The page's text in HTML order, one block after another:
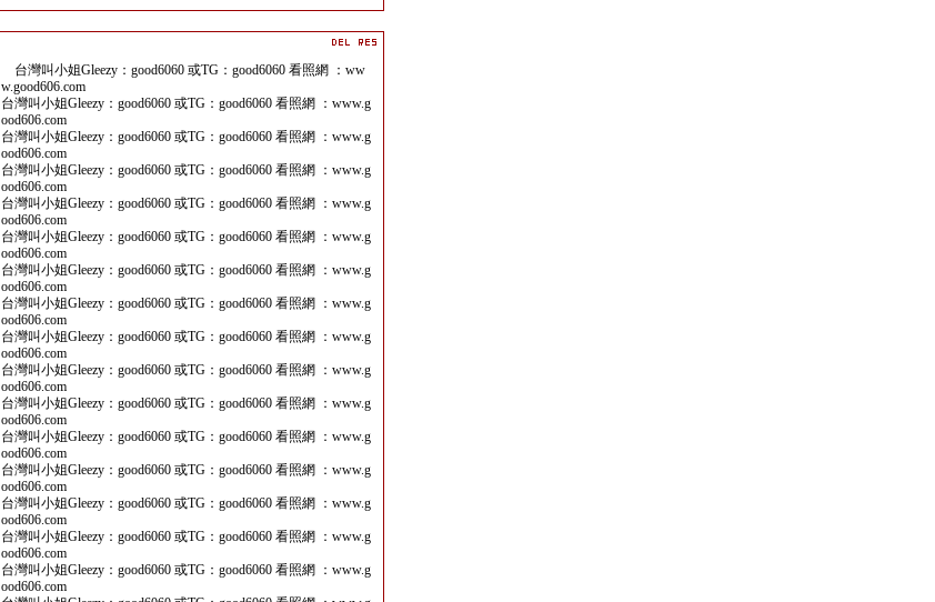
台灣叫小姐Gleezy：good6060 或TG：good6060 看照網 ：ww
w.good606.com
台灣叫小姐Gleezy：good6060 或TG：good6060 看照網 ：www.g
ood606.com
台灣叫小姐Gleezy：good6060 或TG：good6060 看照網 ：www.g
ood606.com
台灣叫小姐Gleezy：good6060 或TG：good6060 看照網 ：www.g
ood606.com
台灣叫小姐Gleezy：good6060 或TG：good6060 看照網 ：www.g
ood606.com
台灣叫小姐Gleezy：good6060 或TG：good6060 看照網 ：www.g
ood606.com
台灣叫小姐Gleezy：good6060 或TG：good6060 看照網 ：www.g
ood606.com
台灣叫小姐Gleezy：good6060 或TG：good6060 看照網 ：www.g
ood606.com
台灣叫小姐Gleezy：good6060 或TG：good6060 看照網 ：www.g
ood606.com
台灣叫小姐Gleezy：good6060 或TG：good6060 看照網 ：www.g
ood606.com
台灣叫小姐Gleezy：good6060 或TG：good6060 看照網 ：www.g
ood606.com
台灣叫小姐Gleezy：good6060 或TG：good6060 看照網 ：www.g
ood606.com
台灣叫小姐Gleezy：good6060 或TG：good6060 看照網 ：www.g
ood606.com
台灣叫小姐Gleezy：good6060 或TG：good6060 看照網 ：www.g
ood606.com
台灣叫小姐Gleezy：good6060 或TG：good6060 看照網 ：www.g
ood606.com
台灣叫小姐Gleezy：good6060 或TG：good6060 看照網 ：www.g
ood606.com